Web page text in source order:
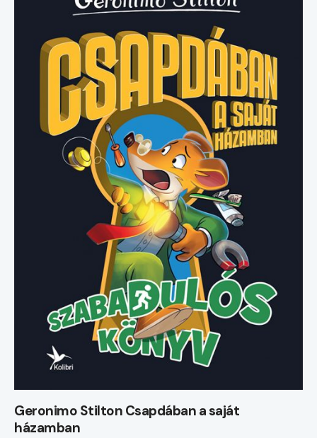
Geronimo Stilton Csapdában a saját
házamban